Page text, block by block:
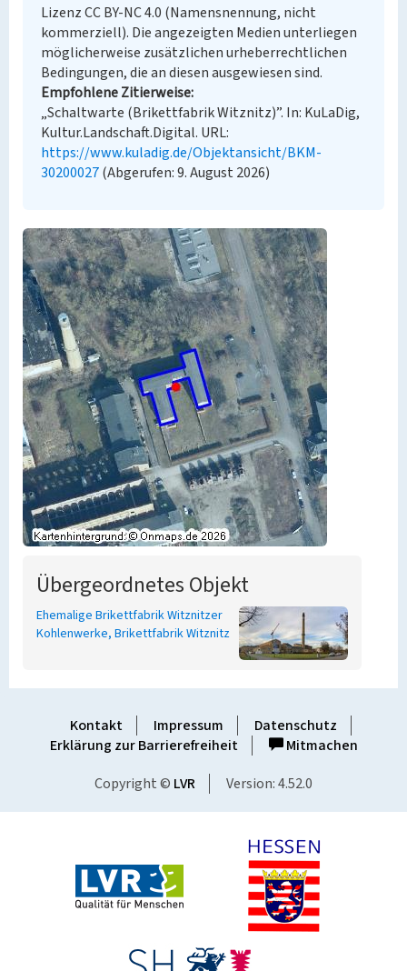
Lizenz CC BY-NC 4.0 (Namensnennung, nicht
kommerziell). Die angezeigten Medien unterliegen
möglicherweise zusätzlichen urheberrechtlichen
Bedingungen, die an diesen ausgewiesen sind.
Empfohlene Zitierweise
„Schaltwarte (Brikettfabrik Witznitz)”. In: KuLaDig,
Kultur.Landschaft.Digital. URL:
https://www.kuladig.de/Objektansicht/BKM-
30200027(Abgerufen: 9. August 2026)
Übergeordnetes Objekt
Ehemalige Brikettfabrik Witznitzer
Kohlenwerke, Brikettfabrik Witznitz
Kontakt Impressum
Datenschutz
Erklärung zur Barrierefreiheit
Mitmachen
Copyright © LVR Version: 4.52.0